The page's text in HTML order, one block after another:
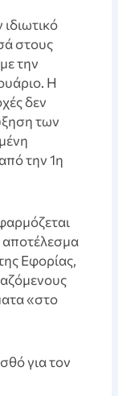
στους
την
Η
δεν
των
την 1η
αποτέλεσμα
Εφορίας,
«στο
για τον